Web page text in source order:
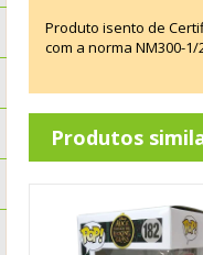
Produto isento de
com a norma NM300-
Produtos